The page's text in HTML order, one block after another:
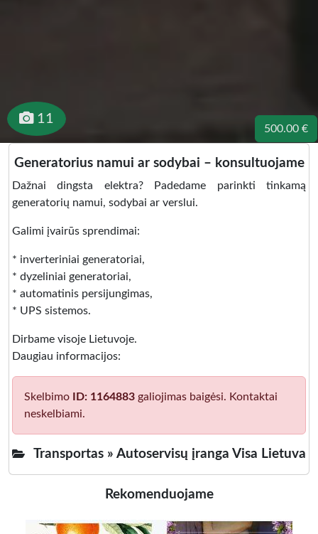
500.00 €
11
Generatorius namui ar sodybai – konsultuojame
Dažnai dingsta elektra? Padedame parinkti tinkamą
generatorių namui, sodybai ar verslui.
Galimi įvairūs sprendimai:
* inverteriniai generatoriai,
* dyzeliniai generatoriai,
* automatinis persijungimas,
* UPS sistemos.
Dirbame visoje Lietuvoje.
Daugiau informacijos:
Skelbimo ID: 1164883 galiojimas baigėsi. Kontaktai
neskelbiami.
Transportas » Autoservisų įranga Visa Lietuva
Rekomenduojame